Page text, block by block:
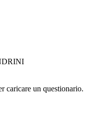
caricare un questionario.